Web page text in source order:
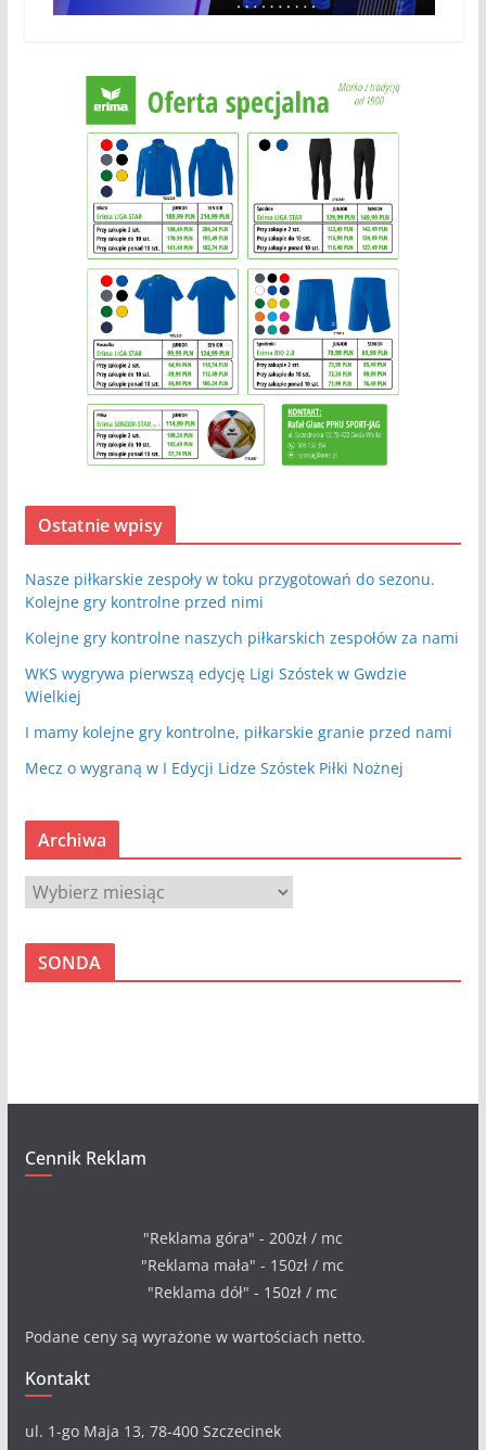
Ostatnie wpisy
Nasze piłkarskie zespoły w toku przygotowań do sezonu.
Kolejne gry kontrolne przed nimi
Kolejne gry kontrolne naszych piłkarskich zespołów za nami
WKS wygrywa pierwszą edycję Ligi Szóstek w Gwdzie
Wielkiej
I mamy kolejne gry kontrolne, piłkarskie granie przed nami
Mecz o wygraną w I Edycji Lidze Szóstek Piłki Nożnej
Archiwa
A
r
c
SONDA
Cennik Reklam
"Reklama góra" - 200zł / mc
"Reklama mała" - 150zł / mc
"Reklama dół" - 150zł / mc
Podane ceny są wyrażone w wartościach netto.
Kontakt
ul. 1-go Maja 13, 78-400 Szczecinek